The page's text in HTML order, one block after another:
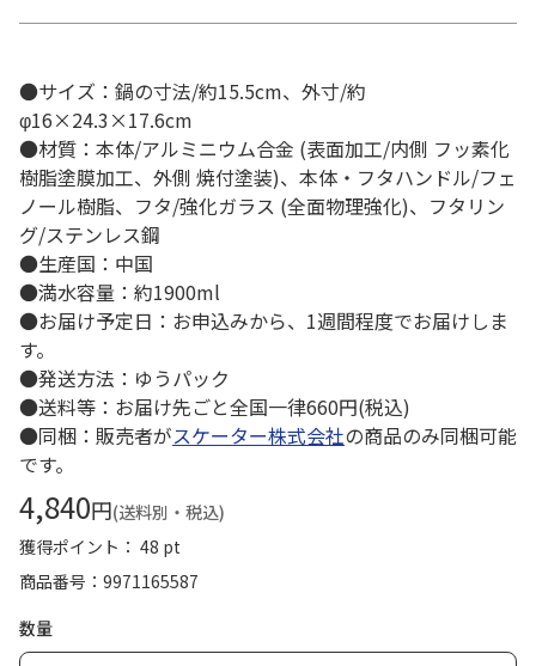
●サイズ：鍋の寸法/約15.5cm、外寸/約
φ16×24.3×17.6cm
●材質：本体/アルミニウム合金 (表面加工/内側 フッ素化
樹脂塗膜加工、外側 焼付塗装)、本体・フタハンドル/フェ
ノール樹脂、フタ/強化ガラス (全面物理強化)、フタリン
グ/ステンレス鋼
●生産国：中国
●満水容量：約1900ml
●お届け予定日：お申込みから、1週間程度でお届けしま
す。
●発送方法：ゆうパック
●送料等：お届け先ごと全国一律660円(税込)
●同梱：販売者がスケーター株式会社の商品のみ同梱可能
です。
4,840円(送料別・税込)
獲得ポイント： 48 pt
商品番号
9971165587
数量